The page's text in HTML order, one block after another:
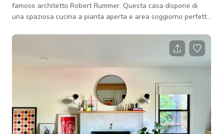
famoso architetto Robert Rummer. Questa casa dispone di
una spaziosa cucina a pianta aperta e area soggiorno perfetta
all'esterno intorno al focolare a gas coperto tutto l'anno. Lo
spazio esterno presenta una vasca idromassaggio incassata
per 6 persone immersa in un giardino ispirato al Giappone con